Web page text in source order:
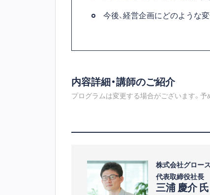
今後、経営企画にどのような
内容詳細・講師のご紹介
プログラムは変更する場合がございます。予
株式会社グロー
代表取締役社長
三浦 慶介 氏